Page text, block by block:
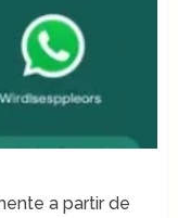
a partir de